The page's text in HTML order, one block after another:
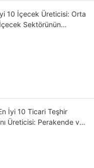
İyi 10 İçecek Üreticisi: Orta
Sektörünün
İyi 10 Ticari Teşhir
Üreticisi: Perakende ve